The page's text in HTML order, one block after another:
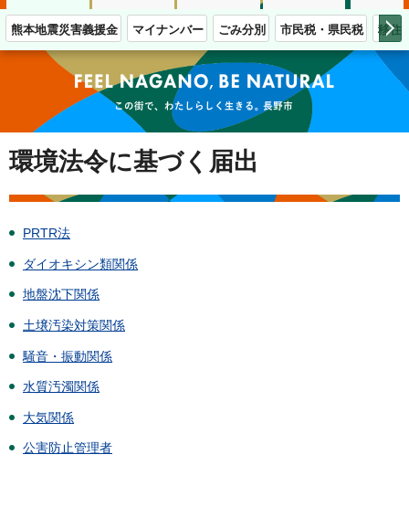
熊本地震災害義援金 マイナンバー ごみ分別 市民税・県民税 移住
この街で、わたしらしく生きる。長野市
環境法令に基づく届出
PRTR法
ダイオキシン類関係
地盤沈下関係
土壌汚染対策関係
騒音・振動関係
水質汚濁関係
大気関係
公害防止管理者